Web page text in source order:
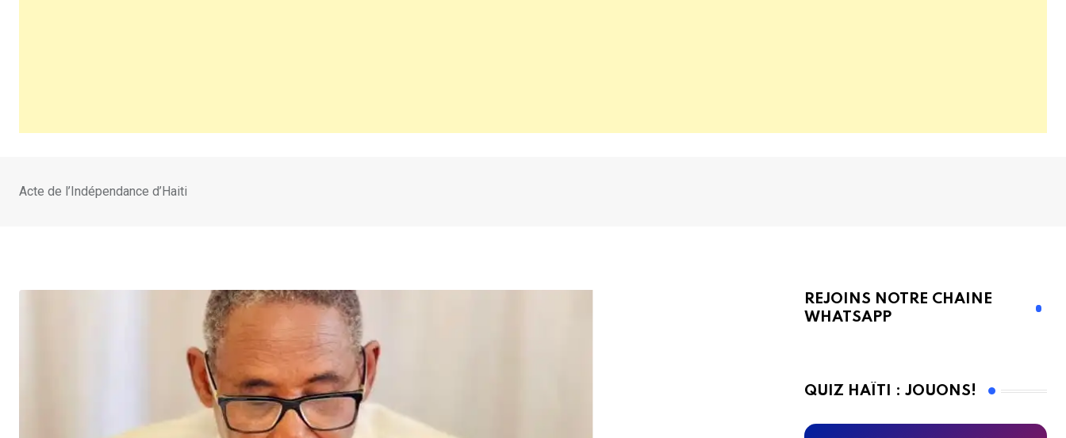
Acte de l’Indépendance d’Haiti
REJOINS NOTRE CHAINE
WHATSAPP
QUIZ HAÏTI : JOUONS!